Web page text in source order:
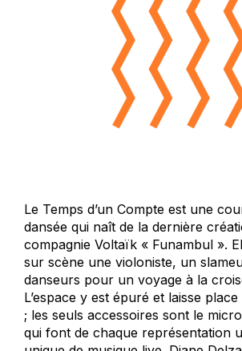
Le Temps d’un Compte est une
dansée qui naît de la dernière
compagnie Voltaïk « Funambul ».
sur scène une violoniste, un
danseurs pour un voyage à la
L’espace y est épuré et laisse
; les seuls accessoires sont le
qui font de chaque représentation